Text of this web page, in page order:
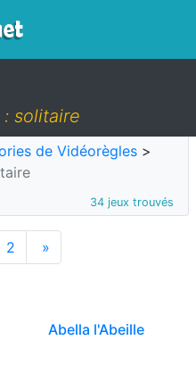
solitaire
de Vidéorègles >
34 jeux trouvés
2 »
Abella l'Abeille